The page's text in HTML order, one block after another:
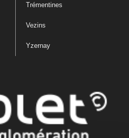
Trémentines
Vezins
Yzernay